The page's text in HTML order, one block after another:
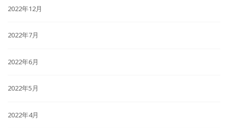
2022年12月
2022年7月
2022年6月
2022年5月
2022年4月